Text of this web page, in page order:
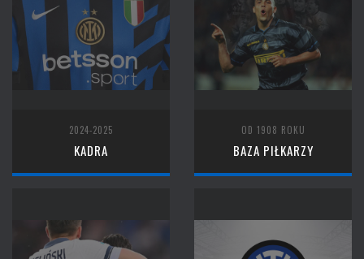
2024-2025
KADRA
OD 1908 ROKU
BAZA PIŁKARZY